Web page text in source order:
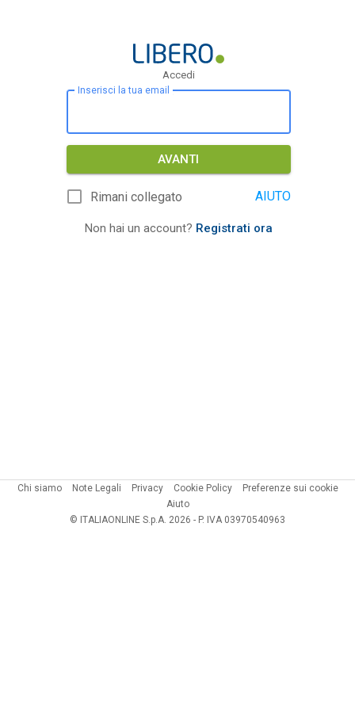
Accedi
Inserisci la tua email
AVANTI
Rimani collegato AIUTO
Non hai un account? Registrati ora
Chi siamo Note Legali Privacy Cookie Policy
Preferenze sui cookie
Aiuto
© ITALIAONLINE S.p.A. 2026 - P. IVA 03970540963